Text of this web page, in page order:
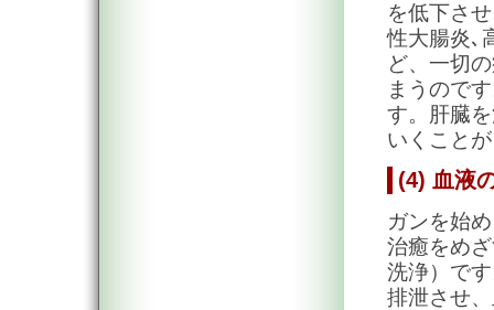
を低下さ
性大腸炎､
ど、一切
まうので
す。肝臓
いくこと
(4) 血液
ガンを始
治癒をめ
洗浄）で
排泄させ